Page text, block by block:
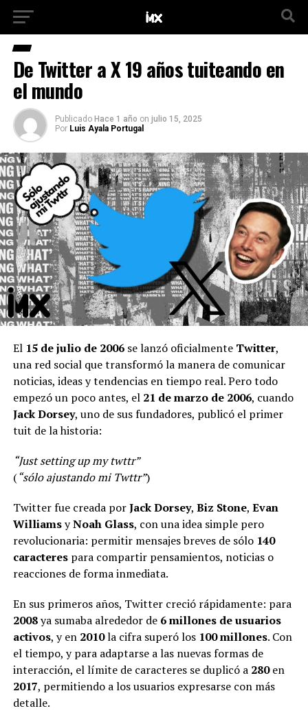
De Twitter a X 19 años tuiteando en
el mundo
Publicado Hace 1 año on julio 15, 2025
Por Luis Ayala Portugal
El 15 de julio de 2006se lanzó oficialmente Twitter,
una red social que transformó la manera de comunicar
noticias, ideas y tendencias en tiempo real. Pero todo
empezó un poco antes, el 21 de marzo de 2006, cuando
Jack Dorsey, uno de sus fundadores, publicó el primer
tuit de la historia:
“Just setting up my twttr”
(“sólo ajustando mi Twttr”)
Twitter fue creada porJack Dorsey, Biz Stone, Evan
WilliamsyNoah Glass, con una idea simple pero
revolucionaria: permitir mensajes breves de sólo 140
caracterespara compartir pensamientos, noticias o
reacciones de forma inmediata.
En sus primeros años, Twitter creció rápidamente: para
2008ya sumaba alrededor de 6 millones de usuarios
activos, y en 2010la cifra superó los 100 millones. Con
el tiempo, y para adaptarse a las nuevas formas de
interacción, el límite de caracteres se duplicó a 280en
2017, permitiendo a los usuarios expresarse con más
detalle.